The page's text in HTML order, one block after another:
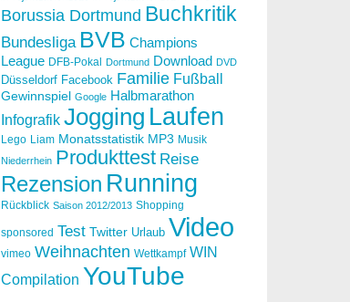
Borussia Dortmund Buchkritik
Bundesliga BVB Champions
League DFB-Pokal Dortmund Download DVD
Düsseldorf Facebook Familie Fußball
Gewinnspiel Google Halbmarathon
Infografik Jogging Laufen
Lego Liam Monatsstatistik MP3 Musik
Niederrhein Produkttest Reise
Rezension Running
Rückblick Saison 2012/2013 Shopping
sponsored Test Twitter Urlaub Video
vimeo Weihnachten Wettkampf WIN
Compilation YouTube